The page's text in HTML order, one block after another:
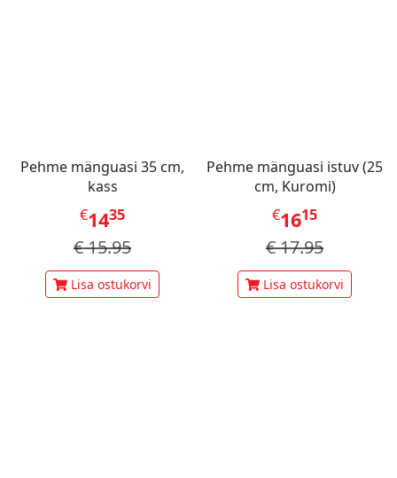
Pehme mänguasi 35 cm,
kass
€1435
€15.95
Lisa ostukorvi
Pehme mänguasi istuv (25
cm, Kuromi)
€1615
€17.95
Lisa ostukorvi